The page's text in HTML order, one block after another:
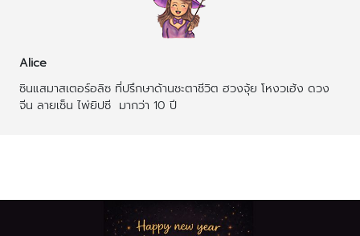
Alice
ซินแสมาสเตอร์อลิซ ที่ปรึกษาด้านชะตาชีวิต ฮวงจุ้ย โหงวเฮ้ง ดวง
จีน ลายเซ็น ไพ่ยิปซี  มากว่า 10 ปี